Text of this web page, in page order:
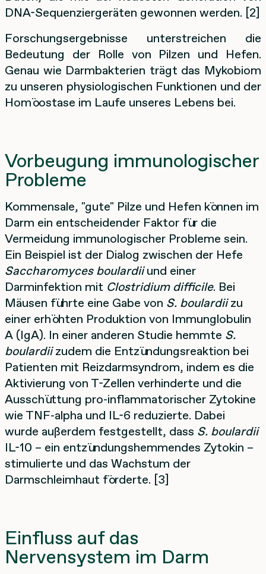
DNA-Sequenziergeräten gewonnen werden. [2]
Forschungsergebnisse unterstreichen die
Bedeutung der Rolle von Pilzen und Hefen.
Genau wie Darmbakterien trägt das Mykobiom
zu unseren physiologischen Funktionen und der
Homöostase im Laufe unseres Lebens bei.
Vorbeugung immunologischer
Probleme
Kommensale, "gute" Pilze und Hefen können im
Darm ein entscheidender Faktor für die
Vermeidung immunologischer Probleme sein.
Ein Beispiel ist der Dialog zwischen der Hefe
Saccharomyces boulardiiund einer
Darminfektion mit Clostridium difficile. Bei
Mäusen führte eine Gabe von S. boulardiizu
einer erhöhten Produktion von Immunglobulin
A (IgA). In einer anderen Studie hemmte S.
boulardiizudem die Entzündungsreaktion bei
Patienten mit Reizdarmsyndrom, indem es die
Aktivierung von T-Zellen verhinderte und die
Ausschüttung pro-inflammatorischer Zytokine
wie TNF-alpha und IL-6 reduzierte. Dabei
wurde außerdem festgestellt, dass S. boulardii
IL-10 – ein entzündungshemmendes Zytokin –
stimulierte und das Wachstum der
Darmschleimhaut förderte. [3]
Einfluss auf das
Nervensystem im Darm